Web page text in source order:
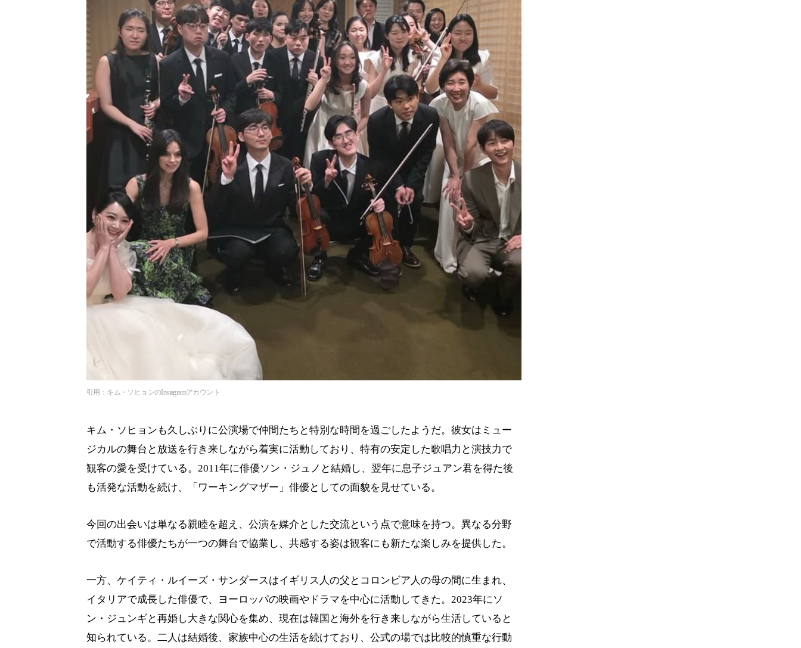
引用：キム・ソヒョンのInstagramアカウント
キム・ソヒョンも久しぶりに公演場で仲間たちと特別な時間を過ごしたようだ。彼女はミュー
ジカルの舞台と放送を行き来しながら着実に活動しており、特有の安定した歌唱力と演技力で
観客の愛を受けている。2011年に俳優ソン・ジュノと結婚し、翌年に息子ジュアン君を得た後
も活発な活動を続け、「ワーキングマザー」俳優としての面貌を見せている。
今回の出会いは単なる親睦を超え、公演を媒介とした交流という点で意味を持つ。異なる分野
で活動する俳優たちが一つの舞台で協業し、共感する姿は観客にも新たな楽しみを提供した。
一方、ケイティ・ルイーズ・サンダースはイギリス人の父とコロンビア人の母の間に生まれ、
イタリアで成長した俳優で、ヨーロッパの映画やドラマを中心に活動してきた。2023年にソ
ン・ジュンギと再婚し大きな関心を集め、現在は韓国と海外を行き来しながら生活していると
知られている。二人は結婚後、家族中心の生活を続けており、公式の場では比較的慎重な行動